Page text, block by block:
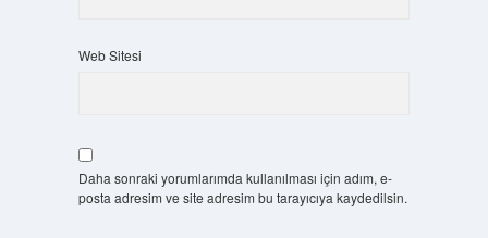
Web Sitesi
Daha sonraki yorumlarımda kullanılması için adım, e-
posta adresim ve site adresim bu tarayıcıya kaydedilsin.